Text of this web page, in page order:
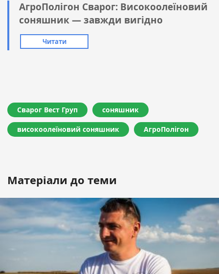
АгроПолігон Сварог: Високоолеїновий
соняшник — завжди вигідно
Читати
Сварог Вест Груп соняшник
високоолеїновий соняшник АгроПолігон
Матеріали до теми